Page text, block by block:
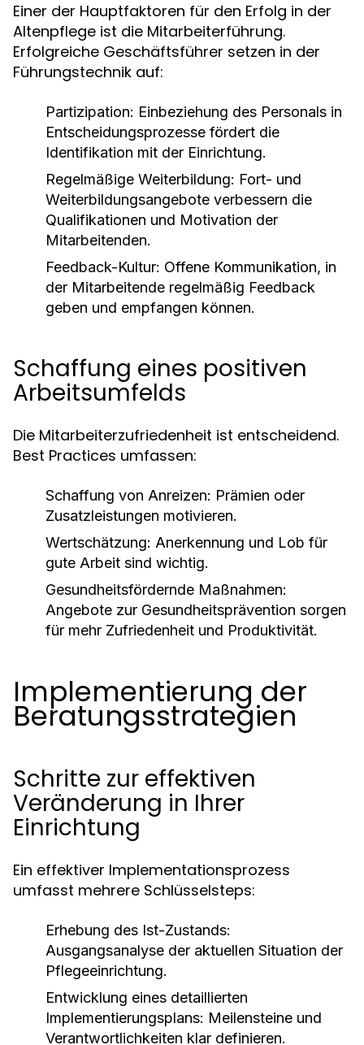
Einer der Hauptfaktoren für den Erfolg in der
Altenpflege ist die Mitarbeiterführung.
Erfolgreiche Geschäftsführer setzen in der
Führungstechnik auf:
Partizipation: Einbeziehung des Personals in
Entscheidungsprozesse fördert die
Identifikation mit der Einrichtung.
Regelmäßige Weiterbildung: Fort- und
Weiterbildungsangebote verbessern die
Qualifikationen und Motivation der
Mitarbeitenden.
Feedback-Kultur: Offene Kommunikation, in
der Mitarbeitende regelmäßig Feedback
geben und empfangen können.
Schaffung eines positiven
Arbeitsumfelds
Die Mitarbeiterzufriedenheit ist entscheidend.
Best Practices umfassen:
Schaffung von Anreizen: Prämien oder
Zusatzleistungen motivieren.
Wertschätzung: Anerkennung und Lob für
gute Arbeit sind wichtig.
Gesundheitsfördernde Maßnahmen:
Angebote zur Gesundheitsprävention sorgen
für mehr Zufriedenheit und Produktivität.
Implementierung der
Beratungsstrategien
Schritte zur effektiven
Veränderung in Ihrer
Einrichtung
Ein effektiver Implementationsprozess
umfasst mehrere Schlüsselsteps:
Erhebung des Ist-Zustands:
Ausgangsanalyse der aktuellen Situation der
Pflegeeinrichtung.
Entwicklung eines detaillierten
Implementierungsplans: Meilensteine und
Verantwortlichkeiten klar definieren.